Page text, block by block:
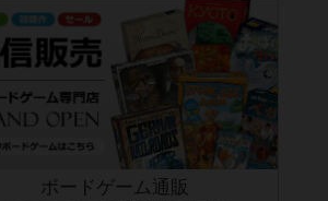
ボードゲーム通販